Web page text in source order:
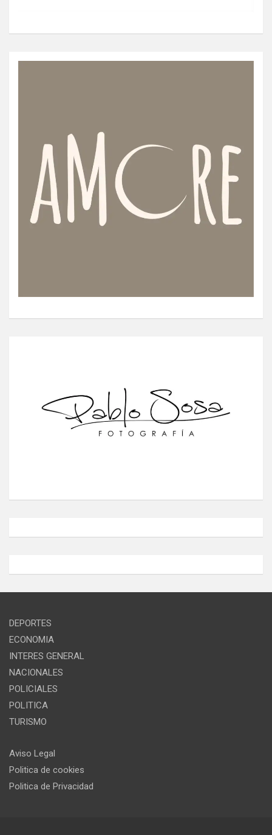
DEPORTES
ECONOMIA
INTERES GENERAL
NACIONALES
POLICIALES
POLITICA
TURISMO
Aviso Legal
Politica de cookies
Politica de Privacidad